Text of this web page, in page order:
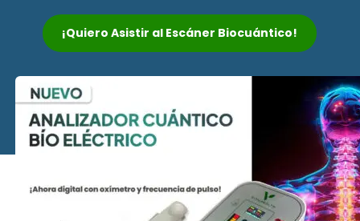
¡Quiero Asistir al Escáner Biocuántico!